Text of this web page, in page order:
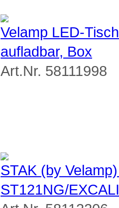
Velamp LED-
aufladbar, Box
Art.Nr. 58111998
STAK (by
ST121NG/